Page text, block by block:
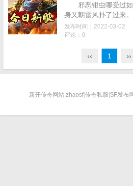
邪恶钳虫哪受过如
身又朝雷风扑了过来
去砸邪恶钳虫也不见
象，口中吐出一些绿
发布时间：2022-03-02
评论：0
‹‹ 1 ››
新开传奇网站,zhaosf|传奇私服|SF发布